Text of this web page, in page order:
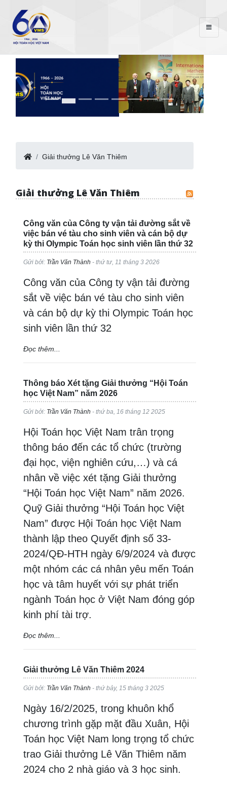
Giải thưởng Lê Văn Thiêm
Giải thưởng Lê Văn Thiêm
Công văn của Công ty vận tải đường sắt về
việc bán vé tàu cho sinh viên và cán bộ dự
kỳ thi Olympic Toán học sinh viên lần thứ 32
Gửi bởi: Trần Văn Thành - thứ tư, 11 tháng 3 2026
Công văn của Công ty vận tải đường
sắt về việc bán vé tàu cho sinh viên
và cán bộ dự kỳ thi Olympic Toán học
sinh viên lần thứ 32
Đọc thêm...
Thông báo Xét tặng Giải thưởng “Hội Toán
học Việt Nam” năm 2026
Gửi bởi: Trần Văn Thành - thứ ba, 16 tháng 12 2025
Hội Toán học Việt Nam trân trọng
thông báo đến các tổ chức (trường
đại học, viện nghiên cứu,…) và cá
nhân về việc xét tặng Giải thưởng
“Hội Toán học Việt Nam” năm 2026.
Quỹ Giải thưởng “Hội Toán học Việt
Nam” được Hội Toán học Việt Nam
thành lập theo Quyết định số 33-
2024/QĐ-HTH ngày 6/9/2024 và được
một nhóm các cá nhân yêu mến Toán
học và tâm huyết với sự phát triển
ngành Toán học ở Việt Nam đóng góp
kinh phí tài trợ.
Đọc thêm...
Giải thưởng Lê Văn Thiêm 2024
Gửi bởi: Trần Văn Thành - thứ bảy, 15 tháng 3 2025
Ngày 16/2/2025, trong khuôn khổ
chương trình gặp mặt đầu Xuân, Hội
Toán học Việt Nam long trọng tổ chức
trao Giải thưởng Lê Văn Thiêm năm
2024 cho 2 nhà giáo và 3 học sinh.